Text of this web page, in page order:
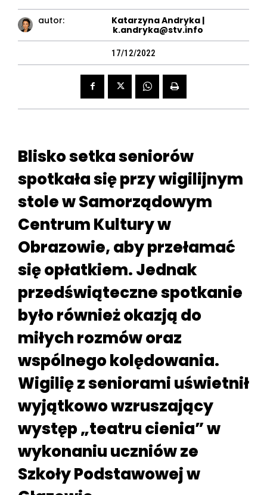
autor:
Katarzyna Andryka |
k.andryka@stv.info
17/12/2022
Blisko setka seniorów
spotkała się przy wigilijnym
stole w Samorządowym
Centrum Kultury w
Obrazowie, aby przełamać
się opłatkiem. Jednak
przedświąteczne spotkanie
było również okazją do
miłych rozmów oraz
wspólnego kolędowania.
Wigilię z seniorami uświetnił
wyjątkowo wzruszający
występ „teatru cienia” w
wykonaniu uczniów ze
Szkoły Podstawowej w